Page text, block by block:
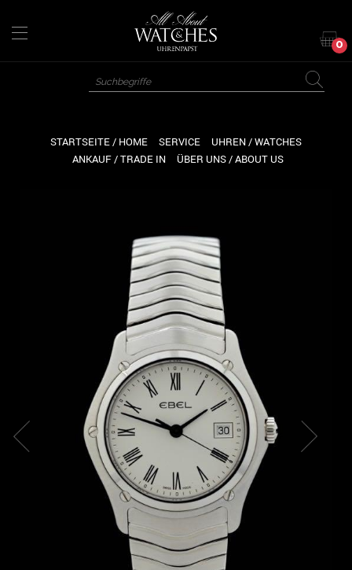
zum
Inhalt
0
STARTSEITE / HOME SERVICE
UHREN / WATCHES
ANKAUF / TRADE IN
ÜBER UNS / ABOUT US